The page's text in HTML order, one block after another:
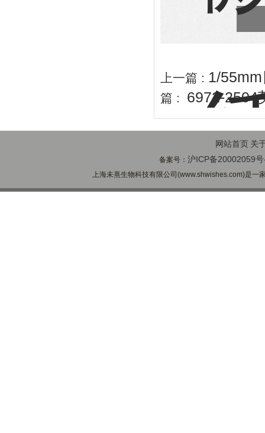
上一篇 : 1/
篇 : 6972-2504
网站首页 关
备案号：沪ICP备20002059
上海未熹生物科技有限公司(www.shwishes.com)是一